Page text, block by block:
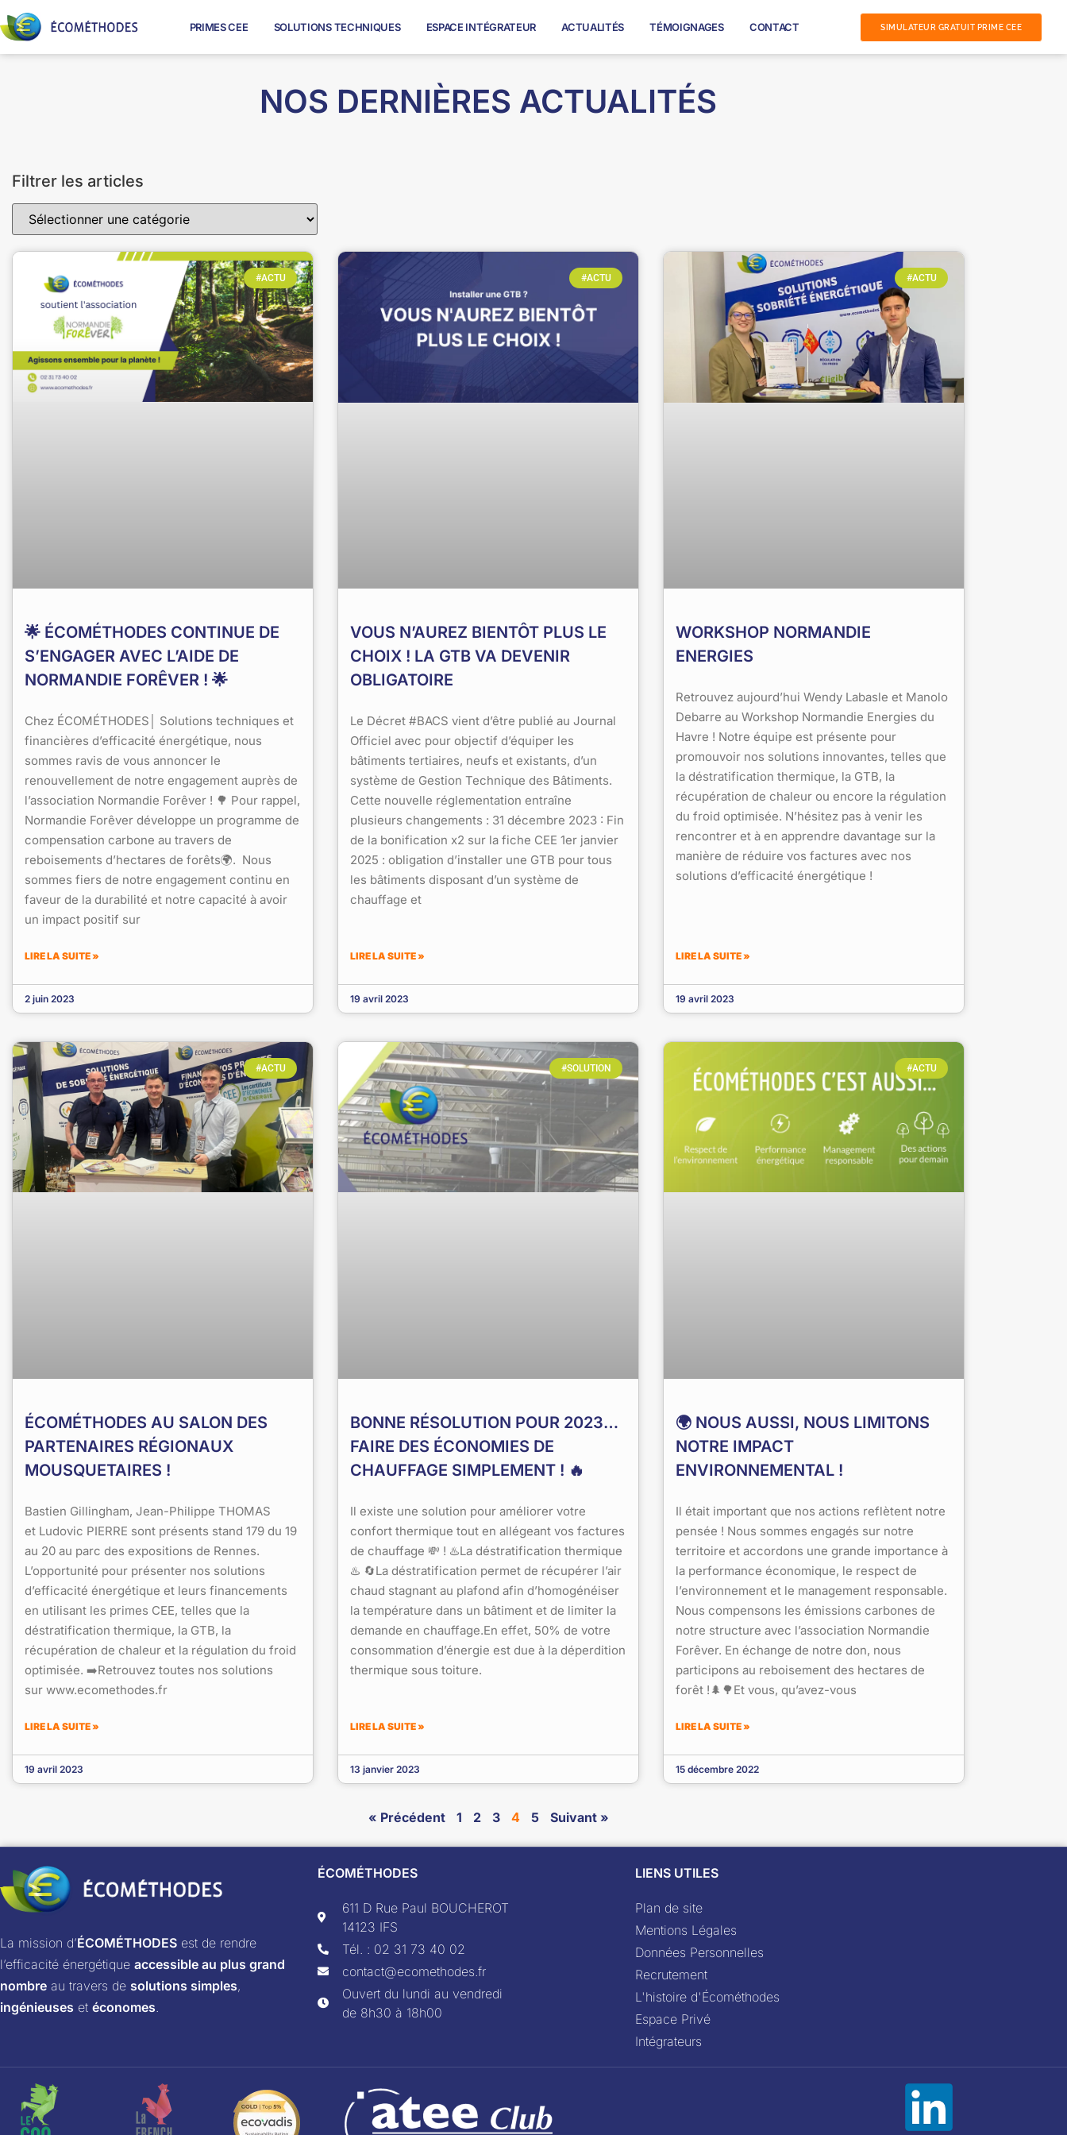
PRIMES CEE SOLUTIONS TECHNIQUES ESPACE INTÉGRATEUR ACTUALITÉS TÉMOIGNAGES CONTACT SIMULATEUR GRATUIT PRIME CEE
NOS DERNIÈRES ACTUALITÉS
Filtrer les articles
#ACTU
🌟 ÉCOMÉTHODES CONTINUE DE
S’ENGAGER AVEC L’AIDE DE
NORMANDIE FORÊVER ! 🌟
Chez ÉCOMÉTHODES│ Solutions techniques et
financières d’efficacité énergétique, nous
sommes ravis de vous annoncer le
renouvellement de notre engagement auprès de
l’association Normandie Forêver ! 🌳 Pour rappel,
Normandie Forêver développe un programme de
compensation carbone au travers de
reboisements d’hectares de forêts🌍. Nous
sommes fiers de notre engagement continu en
faveur de la durabilité et notre capacité à avoir
un impact positif sur
LIRE LA SUITE »
2 juin 2023
#ACTU
VOUS N’AUREZ BIENTÔT PLUS LE
CHOIX ! LA GTB VA DEVENIR
OBLIGATOIRE
Le Décret #BACS vient d’être publié au Journal
Officiel avec pour objectif d’équiper les
bâtiments tertiaires, neufs et existants, d’un
système de Gestion Technique des Bâtiments.
Cette nouvelle réglementation entraîne
plusieurs changements : 31 décembre 2023 : Fin
de la bonification x2 sur la fiche CEE 1er janvier
2025 : obligation d’installer une GTB pour tous
les bâtiments disposant d’un système de
chauffage et
LIRE LA SUITE »
19 avril 2023
#ACTU
WORKSHOP NORMANDIE
ENERGIES
Retrouvez aujourd’hui Wendy Labasle et Manolo
Debarre au Workshop Normandie Energies du
Havre ! Notre équipe est présente pour
promouvoir nos solutions innovantes, telles que
la déstratification thermique, la GTB, la
récupération de chaleur ou encore la régulation
du froid optimisée. N’hésitez pas à venir les
rencontrer et à en apprendre davantage sur la
manière de réduire vos factures avec nos
solutions d’efficacité énergétique !
LIRE LA SUITE »
19 avril 2023
#ACTU
ÉCOMÉTHODES AU SALON DES
PARTENAIRES RÉGIONAUX
MOUSQUETAIRES !
Bastien Gillingham, Jean-Philippe THOMAS
et Ludovic PIERRE sont présents stand 179 du 19
au 20 au parc des expositions de Rennes.
L’opportunité pour présenter nos solutions
d’efficacité énergétique et leurs financements
en utilisant les primes CEE, telles que la
déstratification thermique, la GTB, la
récupération de chaleur et la régulation du froid
optimisée. ➡️Retrouvez toutes nos solutions
sur www.ecomethodes.fr
LIRE LA SUITE »
19 avril 2023
#SOLUTION
BONNE RÉSOLUTION POUR 2023…
FAIRE DES ÉCONOMIES DE
CHAUFFAGE SIMPLEMENT ! 🔥
Il existe une solution pour améliorer votre
confort thermique tout en allégeant vos factures
de chauffage 💸 ! ♨️La déstratification thermique
♨️ 🔄La déstratification permet de récupérer l’air
chaud stagnant au plafond afin d’homogénéiser
la température dans un bâtiment et de limiter la
demande en chauffage.En effet, 50% de votre
consommation d’énergie est due à la déperdition
thermique sous toiture.
LIRE LA SUITE »
13 janvier 2023
#ACTU
🌍 NOUS AUSSI, NOUS LIMITONS
NOTRE IMPACT
ENVIRONNEMENTAL !
Il était important que nos actions reflètent notre
pensée ! Nous sommes engagés sur notre
territoire et accordons une grande importance à
la performance économique, le respect de
l’environnement et le management responsable.
Nous compensons les émissions carbones de
notre structure avec l’association Normandie
Forêver. En échange de notre don, nous
participons au reboisement des hectares de
forêt !🌲🌳Et vous, qu’avez-vous
LIRE LA SUITE »
15 décembre 2022
« Précédent 1 2 3 4 5 Suivant »
La mission d’ÉCOMÉTHODES est de rendre
l’efficacité énergétique accessible au plus grand
nombre au travers de solutions simples,
ingénieuses et économes.
ÉCOMÉTHODES
611 D Rue Paul BOUCHEROT
14123 IFS
Tél. : 02 31 73 40 02
contact@ecomethodes.fr
Ouvert du lundi au vendredi
de 8h30 à 18h00
LIENS UTILES
Plan de site
Mentions Légales
Données Personnelles
Recrutement
L'histoire d'Écométhodes
Espace Privé
Intégrateurs